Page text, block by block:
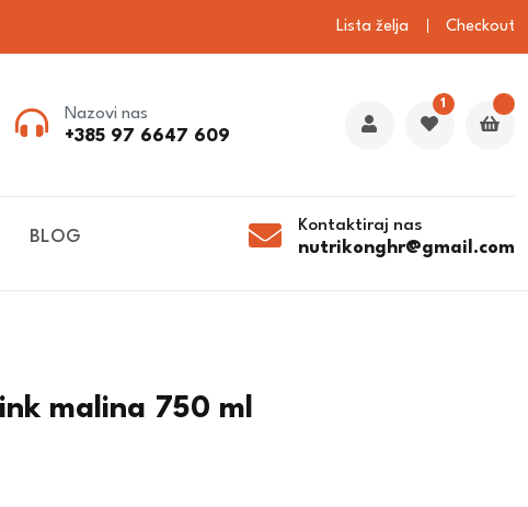
Lista želja Checkout
Nazovi nas
+385 97 6647 609
1
BLOG
Kontaktiraj nas
nutrikonghr@gmail.com
malina 750 ml